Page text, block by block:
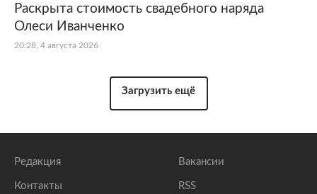
Раскрыта стоимость свадебного наряда
Олеси Иванченко
20:28, 4 августа 2026
Загрузить ещё
Редакция
Контакты
Вакансии
RSS